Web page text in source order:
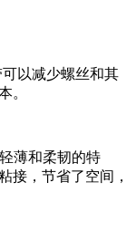
可以减少螺丝和其
。
薄和柔韧的特
接，节省了空间，